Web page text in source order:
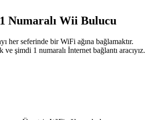
Numaralı Wii Bulucu
her seferinde bir WiFi ağına bağlamaktır.
ve şimdi 1 numaralı İnternet bağlantı aracıyız.